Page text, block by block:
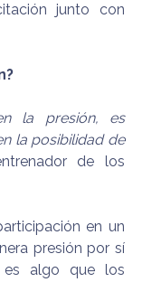
junto con
la presión, es
la posibilidad de
de los
en un
presión por sí
es algo que los